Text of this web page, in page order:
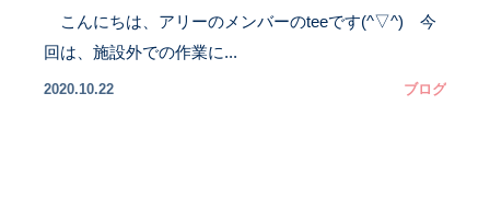
こんにちは、アリーのメンバーのteeです(^▽^) 今
回は、施設外での作業に...
2020.10.22 ブログ